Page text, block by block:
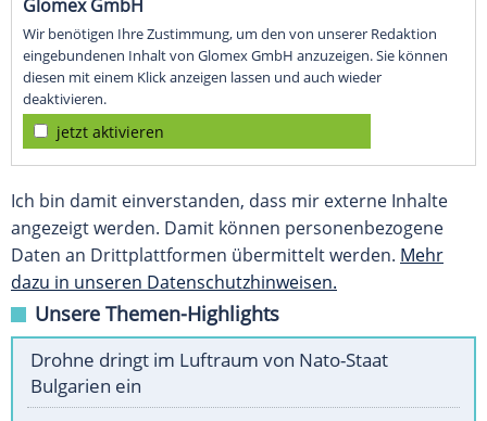
Glomex GmbH
Wir benötigen Ihre Zustimmung, um den von unserer Redaktion
eingebundenen Inhalt von Glomex GmbH anzuzeigen. Sie können
diesen mit einem Klick anzeigen lassen und auch wieder
deaktivieren.
jetzt aktivieren
Ich bin damit einverstanden, dass mir externe Inhalte
angezeigt werden. Damit können personenbezogene
Daten an Drittplattformen übermittelt werden. Mehr
dazu in unseren Datenschutzhinweisen.
Unsere Themen-Highlights
Drohne dringt im Luftraum von Nato-Staat
Bulgarien ein